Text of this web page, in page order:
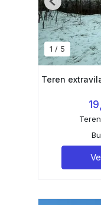
1 / 5
Previous
Teren